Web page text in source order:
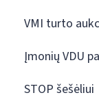
VMI turto
Įmonių VDU
STOP šešėliui